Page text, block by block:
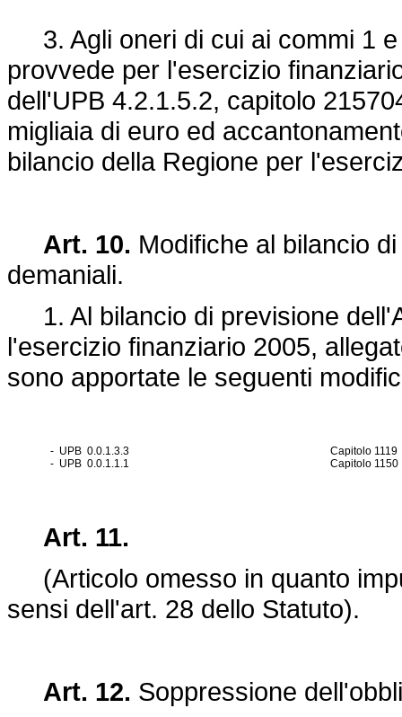
3. Agli oneri di cui ai commi 1 e
provvede per l'esercizio
dell'UPB 4.2.1.5.2, capitolo
migliaia di euro ed
bilancio della Regione per
Art. 10. Modifiche al bilancio
demaniali.
1. Al bilancio di previsione
l'esercizio finanziario 2005,
sono apportate le seguenti
- UPB 0.0.1.3.3
Capitolo 1119
- UPB 0.0.1.1.1
Capitolo 1150
Art. 11.
(Articolo omesso in quanto
sensi dell'art. 28 dello Statuto).
Art. 12. Soppressione